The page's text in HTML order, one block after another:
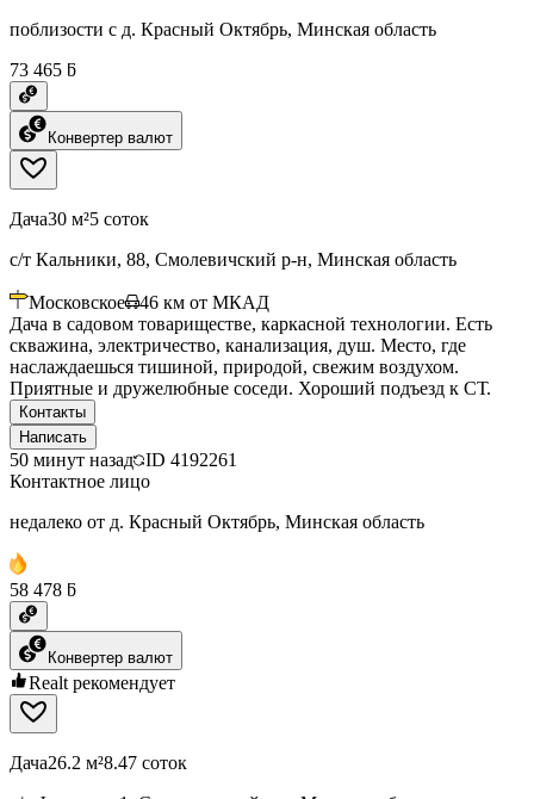
поблизости с д. Красный Октябрь, Минская область
73 465 ƃ
Конвертер валют
Дача30 м²5 соток
с/т Кальники, 88, Смолевичский р-н, Минская область
Московское 46 км от МКАД
Дача в садовом товариществе, каркасной технологии. Есть
скважина, электричество, канализация, душ. Место, где
наслаждаешься тишиной, природой, свежим воздухом.
Приятные и дружелюбные соседи. Хороший подъезд к СТ.
Контакты
Написать
50 минут назад ID 4192261
Контактное лицо
недалеко от д. Красный Октябрь, Минская область
58 478 ƃ
Конвертер валют
Realt рекомендует
Дача26.2 м²8.47 соток